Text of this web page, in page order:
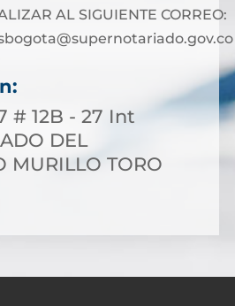
AL SIGUIENTE CORREO:
# 12B - 27 Int
DEL
MURILLO TORO